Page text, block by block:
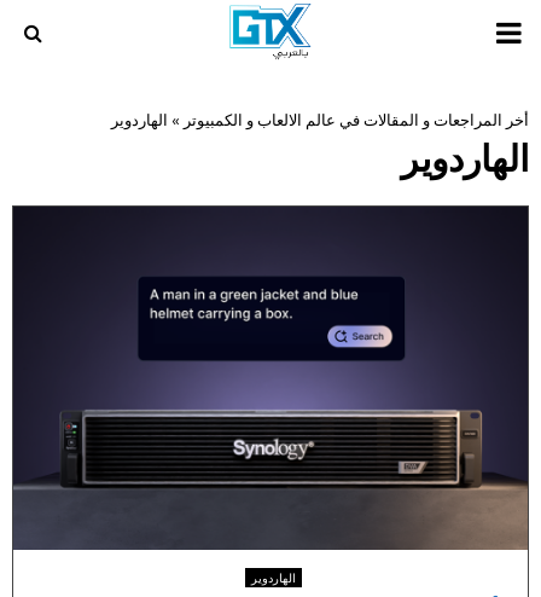
PRIMARY
أخر المراجعات و المقالات في عالم الالعاب و الكمبيوتر » الهاردوير
الهاردوير
الهاردوير